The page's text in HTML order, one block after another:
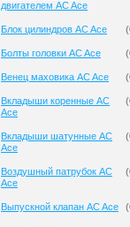
двигателем AC Ace
Блок цилиндров AC Ace (
Болты головки AC Ace (
Венец маховика AC Ace (
Вкладыши коренные AC
Ace
(
Вкладыши шатунные AC
Ace
(
Воздушный патрубок AC
Ace
(
Выпускной клапан AC Ace (